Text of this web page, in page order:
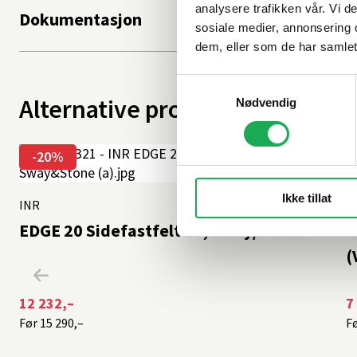
analysere trafikken vår. Vi
sosiale medier,
dem, eller som de har
Nødvendig
Ikke tillat
Dokumentasjon
Alternative produkter
EDGE 20 Sidefastfelt 90, Sway/Stone
-20%
INR +3 farger
12 232,–
Før 15 290,–